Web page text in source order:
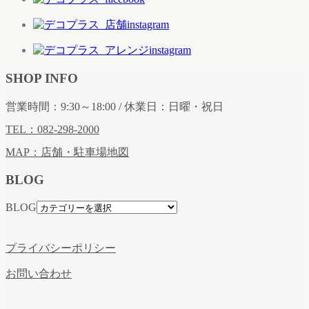
SHOP INFO
営業時間：9:30～18:00 / 休業日：日曜・祝日
TEL：082-298-2000
MAP：店舗・駐車場地図
BLOG
BLOG
プライバシーポリシー
お問い合わせ